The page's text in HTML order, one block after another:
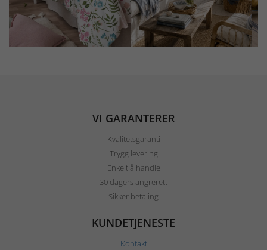
VI GARANTERER
Kvalitetsgaranti
Trygg levering
Enkelt å handle
30 dagers angrerett
Sikker betaling
KUNDETJENESTE
Kontakt